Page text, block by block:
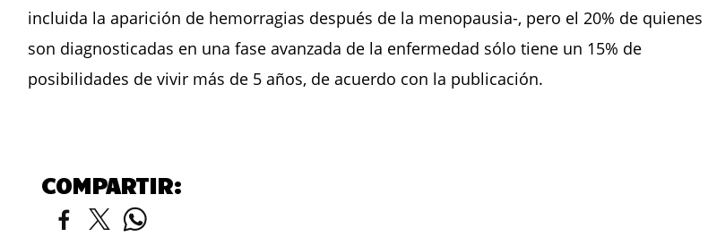
incluida la aparición de hemorragias después de la menopausia-, pero el 20% de quienes
son diagnosticadas en una fase avanzada de la enfermedad sólo tiene un 15% de
posibilidades de vivir más de 5 años, de acuerdo con la publicación.
COMPARTIR: